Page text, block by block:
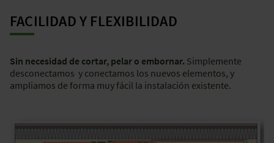
FACILIDAD Y FLEXIBILIDAD
Sin necesidad de cortar, pelar o embornar. Simplemente
desconectamos y conectamos los nuevos elementos, y
ampliamos de forma muy fácil la instalación existente.